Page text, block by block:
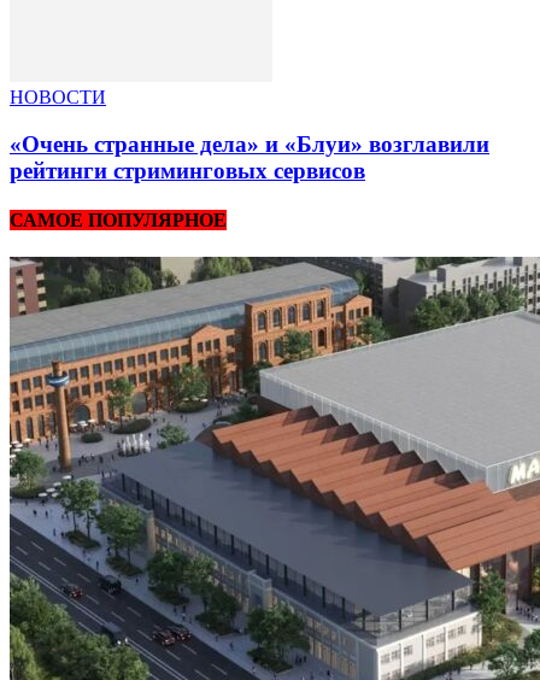
НОВОСТИ
«Очень странные дела» и «Блуи» возглавили
рейтинги стриминговых сервисов
САМОЕ ПОПУЛЯРНОЕ